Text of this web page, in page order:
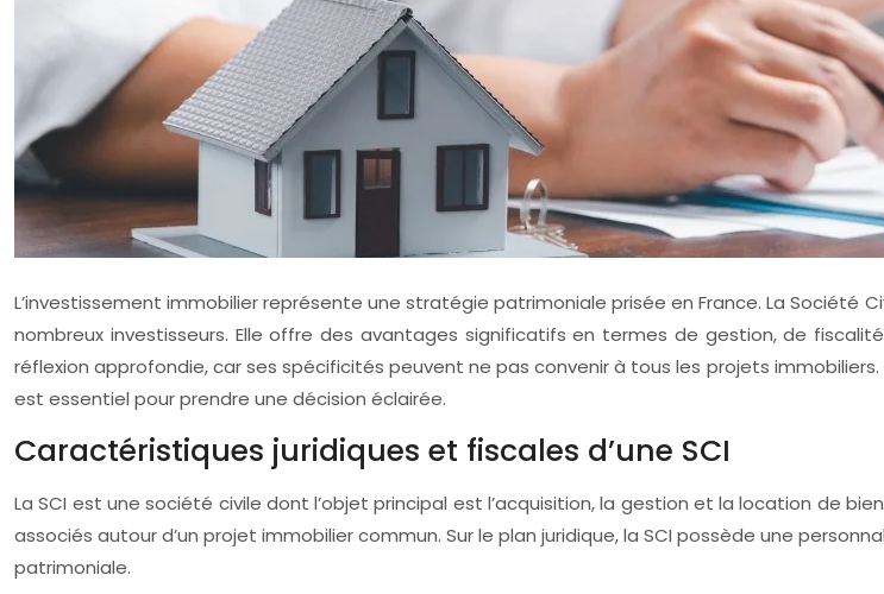
L’investissement immobilier représente une stratégie patrimoniale prisée en France. La Société
nombreux investisseurs. Elle offre des avantages significatifs en termes de gestion, de
réflexion approfondie, car ses spécificités peuvent ne pas convenir à tous les projets
est essentiel pour prendre une décision éclairée.
Caractéristiques juridiques et fiscales d’une SCI
La SCI est une société civile dont l’objet principal est l’acquisition, la gestion et la location de
associés autour d’un projet immobilier commun. Sur le plan juridique, la SCI possède une
patrimoniale.